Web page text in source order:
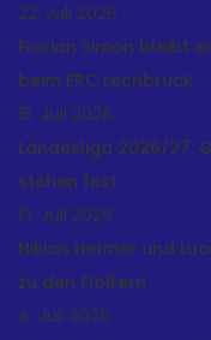
22. Juli 2026
Florian Simon bleibt
beim ERC Lechbruck
15. Juli 2026
Landesliga 2026/27:
stehen fest
13. Juli 2026
Niklas Helmer und
zu den Flößern
4. Juli 2026